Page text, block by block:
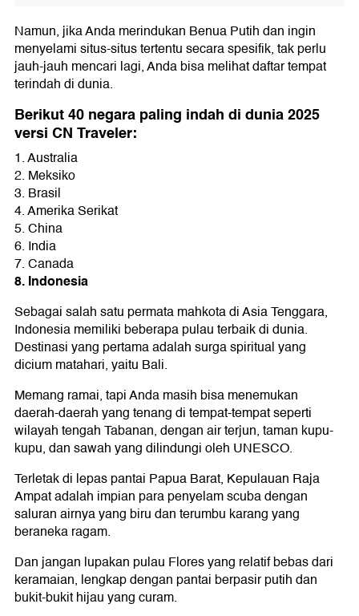
Namun, jika Anda merindukan Benua Putih dan ingin
menyelami situs-situs tertentu secara spesifik, tak perlu
jauh-jauh mencari lagi, Anda bisa melihat daftar tempat
terindah di dunia.
Berikut 40 negara paling indah di dunia 2025
versi CN Traveler:
1. Australia
2. Meksiko
3. Brasil
4. Amerika Serikat
5. China
6. India
7. Canada
8. Indonesia
Sebagai salah satu permata mahkota di Asia Tenggara,
Indonesia memiliki beberapa pulau terbaik di dunia.
Destinasi yang pertama adalah surga spiritual yang
dicium matahari, yaitu Bali.
Memang ramai, tapi Anda masih bisa menemukan
daerah-daerah yang tenang di tempat-tempat seperti
wilayah tengah Tabanan, dengan air terjun, taman kupu-
kupu, dan sawah yang dilindungi oleh UNESCO.
Terletak di lepas pantai Papua Barat, Kepulauan Raja
Ampat adalah impian para penyelam scuba dengan
saluran airnya yang biru dan terumbu karang yang
beraneka ragam.
Dan jangan lupakan pulau Flores yang relatif bebas dari
keramaian, lengkap dengan pantai berpasir putih dan
bukit-bukit hijau yang curam.